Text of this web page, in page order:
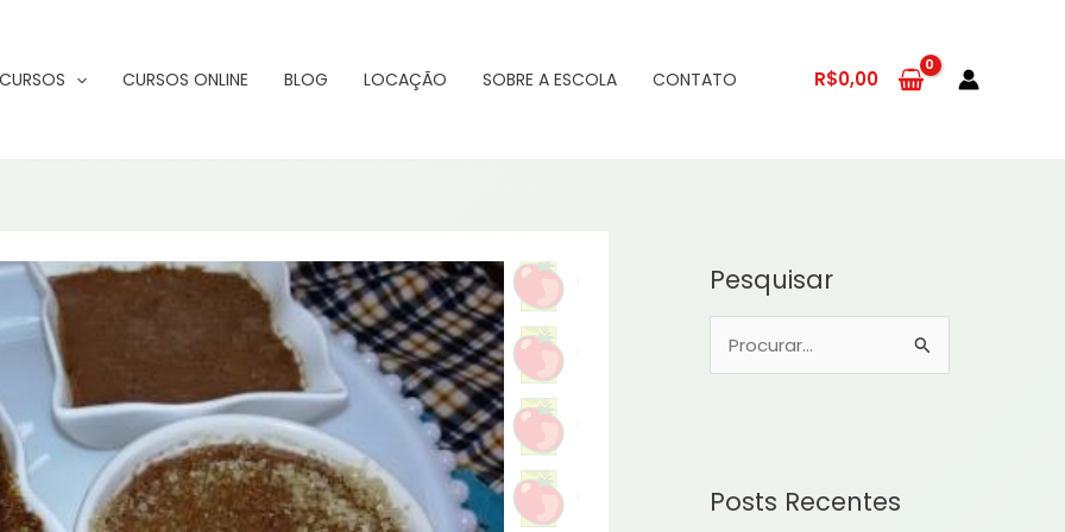
CURSOS CURSOS ONLINE BLOG LOCAÇÃO SOBRE A ESCOLA CONTATO R$0,00
Pesquisar
u
Posts Recentes